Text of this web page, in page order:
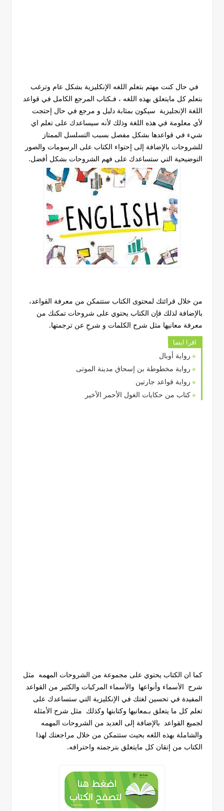
في حال كنت مهتم بتعلم اللغه الإنكليزية بشكل عام وترغب
بتعلم كل مايتعلق بهذه اللغه ، فـكتاب المرجع الكامل في قواعد
اللغة الإنجليزية سيكون بمثابة دليل و مرجع في حال إحتجت
لأي معلومة في هذه اللغة وذلك لأنه سيساعدك على تعلم اي
شيء في قواعدها بشكل مفصل بسبب التسلسل الممتاز
للشروحات بالإضافة إلى إحتواء الكتاب على الرسومات والصور
التوضيحية التي ستساعدك على فهم الشروحات بشكل أفضل.
من خلال قرائتك لمحتوى الكتاب ستتمكن من معرفة القواعد،
بالإضافة لذلك فإن الكتاب يحتوي على شروحات تمكنك من
معرفة معانيها مثل شرح الكلمات و شرحِ عن ترجمتها.
اقرا ايضا
رواية أوبال
رواية مخطوطة بن إسحاق مدينة الموتى
رواية قواعد جارتين
كتاب من حكايات الغول الأحمر الأخير
كما ان الكتاب يحتوي على مجموعة من الشروحات المهمه مثل
شرح الأسماء وأنواعها والأسماء المركبات والكثير من القواعد
المفيدة في تحسين لغتك في الإنكليزية التي ستساعدك على
تعلم كل ما يتعلق بـمعانيها وكتابتها وكذلك مثل شرح الأمثلة
لجميع القواعد بالإضافة إلى العديد من الشروحات المهمه
والشاملة بهذه اللغه بحيث ستتمكن من خلال مراجعتك لهذا
الكتاب من إتقان كل مايتعلق بترجمته واحترافه.